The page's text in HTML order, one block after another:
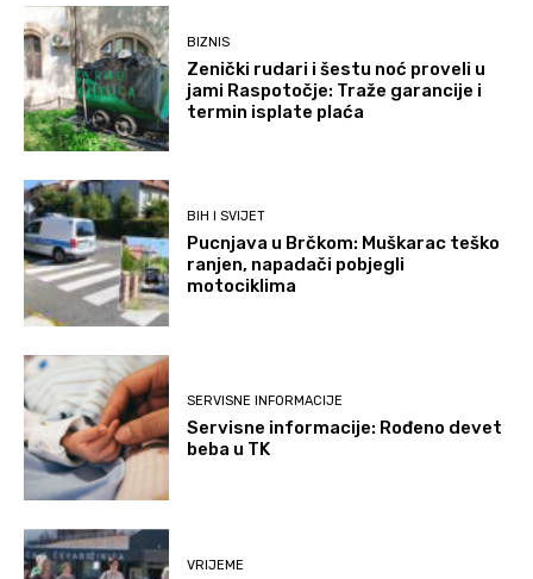
BIZNIS
Zenički rudari i šestu noć proveli u
jami Raspotočje: Traže garancije i
termin isplate plaća
BIH I SVIJET
Pucnjava u Brčkom: Muškarac teško
ranjen, napadači pobjegli
motociklima
SERVISNE INFORMACIJE
Servisne informacije: Rođeno devet
beba u TK
VRIJEME